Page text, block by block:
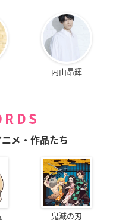
内山昂輝
メ・作品たち
鬼滅の刃